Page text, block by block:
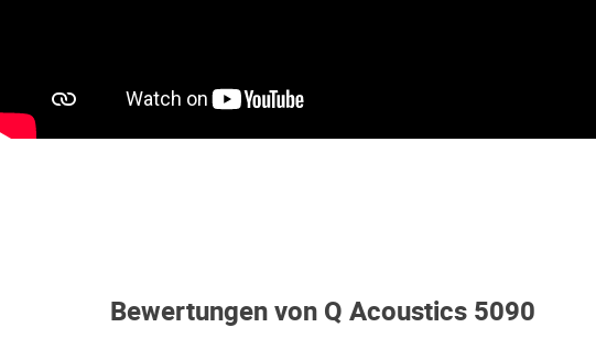
Bewertungen von Q Acoustics 5090